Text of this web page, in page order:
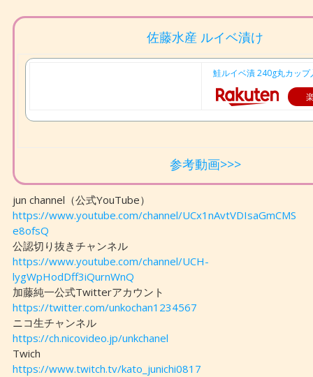
佐藤水産 ルイベ漬け
鮭ルイベ漬 240g丸カップ
参考動画>>>
jun channel（公式YouTube）
https://www.youtube.com/channel/UCx1nAvtVDIsaGmCMS
e8ofsQ
公認切り抜きチャンネル
https://www.youtube.com/channel/UCH-
lygWpHodDff3iQurnWnQ
加藤純一公式Twitterアカウント
https://twitter.com/unkochan1234567
ニコ生チャンネル
https://ch.nicovideo.jp/unkchanel
Twich
https://www.twitch.tv/kato_junichi0817